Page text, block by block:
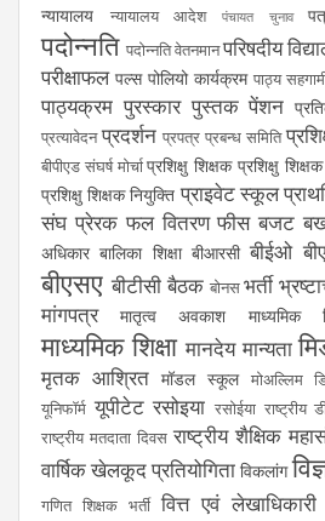
न्यायालय न्यायालय आदेश पंचायत चुनाव
पदोन्नति पदोन्नति वेतनमानपरिषदीय
परीक्षाफल पल्स पोलियो कार्यक्रम पाठ्य
पाठ्यक्रम पुरस्कार पुस्तक पेंशन
प्रत्यावेदन प्रदर्शन प्रपत्र प्रबन्ध समिति
बीपीएड संघर्ष मोर्चा प्रशिक्षु शिक्षक प्रशिक्षु
प्रशिक्षु शिक्षक नियुक्ति प्राइवेट स्कूल
संघ प्रेरक फल वितरण फीस बजट
अधिकार बालिका शिक्षा बीआरसी बीईओ
बीएसए बीटीसी बैठक बोनस भर्ती
मांगपत्र
मातृत्व अवकाश
माध्यमिक शिक्षा मानदेय मान्यता
मृतक आश्रित मॉडल स्कूल मोअल्लिम
यूनिफॉर्म यूपीटेट रसोइया रसोईया राष्ट्रीय
राष्ट्रीय मतदाता दिवस राष्ट्रीय शैक्षिक
वार्षिक खेलकूद प्रतियोगिता विकलांग
गणित शिक्षक भर्ती वित्त एवं लेखाधिकारी